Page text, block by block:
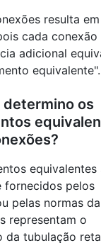
resulta
cada
adicional
equivalente".
determino os
equivalentes
fornecidos pelos
pelas normas da
representam o
da tubulação